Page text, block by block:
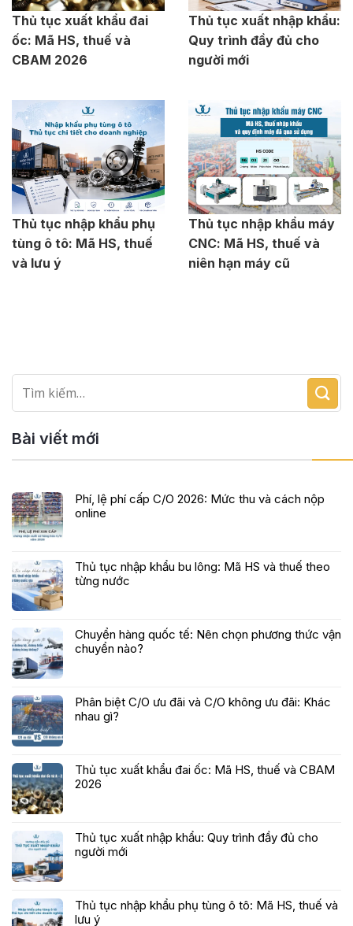
Thủ tục xuất khẩu đai
ốc: Mã HS, thuế và
CBAM 2026
Thủ tục xuất nhập khẩu:
Quy trình đầy đủ cho
người mới
Thủ tục nhập khẩu phụ
tùng ô tô: Mã HS, thuế
và lưu ý
Thủ tục nhập khẩu máy
CNC: Mã HS, thuế và
niên hạn máy cũ
Bài viết mới
Phí, lệ phí cấp C/O 2026: Mức thu và cách nộp
online
Thủ tục nhập khẩu bu lông: Mã HS và thuế theo
từng nước
Chuyển hàng quốc tế: Nên chọn phương thức vận
chuyển nào?
Phân biệt C/O ưu đãi và C/O không ưu đãi: Khác
nhau gì?
Thủ tục xuất khẩu đai ốc: Mã HS, thuế và CBAM
2026
Thủ tục xuất nhập khẩu: Quy trình đầy đủ cho
người mới
Thủ tục nhập khẩu phụ tùng ô tô: Mã HS, thuế và
lưu ý